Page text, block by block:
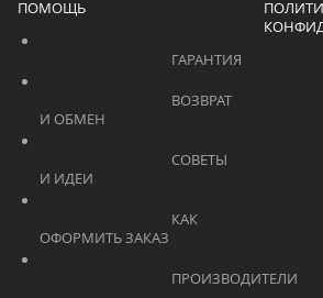
ПОМОЩЬ